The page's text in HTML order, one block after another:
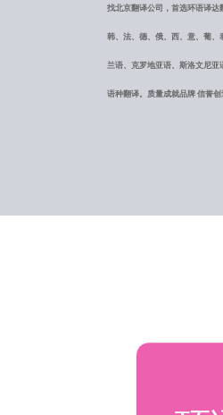
找北京翻译公司，首选环语译达
韩、法、德、俄、西、意、葡
兰语、克罗地亚语、斯洛文尼
语种翻译。质量成就品牌 信誉创